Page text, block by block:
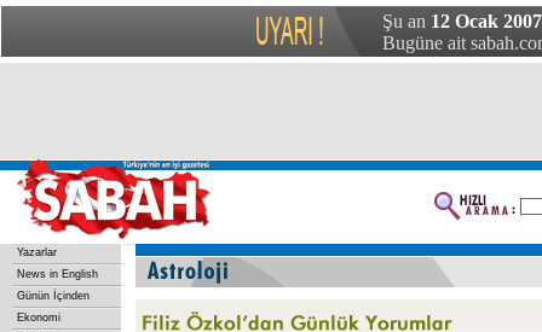
Şu an 12 Ocak
Bugüne ait
Yazarlar
News in English
Günün İçinden
Ekonomi